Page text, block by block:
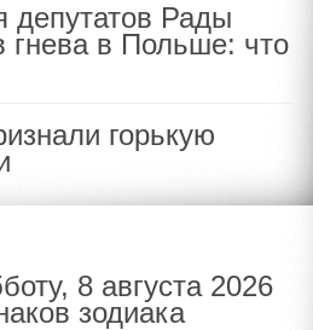
депутатов Рады
гнева в Польше: что
горькую
8 августа 2026
зодиака